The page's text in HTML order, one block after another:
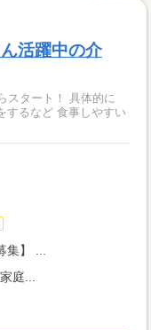
活躍中の介
！ 具体的に
集】 ...
庭...